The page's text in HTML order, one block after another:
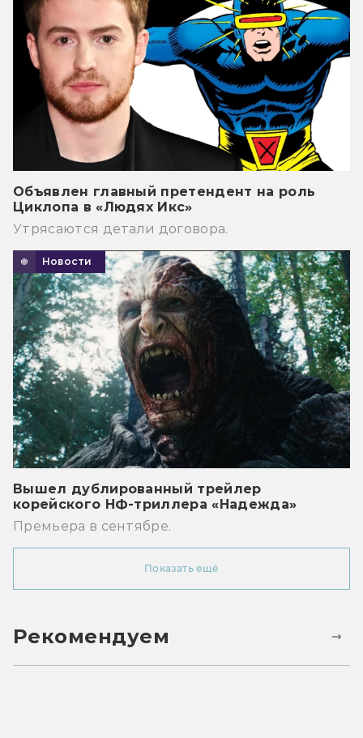
Объявлен главный претендент на роль
Циклопа в «Людях Икс»
Утрясаются детали договора.
Новости
Вышел дублированный трейлер
корейского НФ-триллера «Надежда»
Премьера в сентябре.
Показать ещё
Рекомендуем